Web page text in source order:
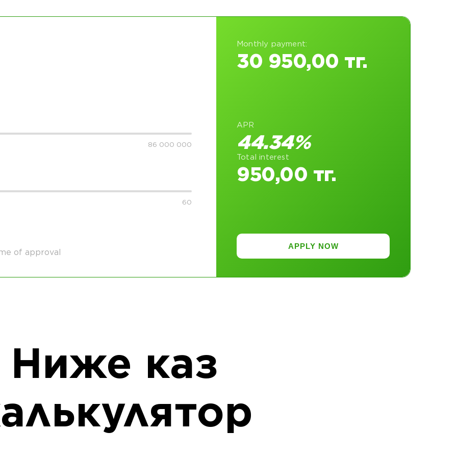
86 000 000
60
of approval
Monthly payment:
30 950,00 тг.
APR
44.34%
Total interest
950,00 тг.
APPLY NOW
Ниже каз